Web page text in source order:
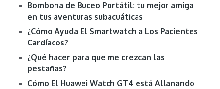
Bombona de Buceo Portátil: tu mejor amiga
en tus aventuras subacuáticas
¿Cómo Ayuda El Smartwatch a Los Pacientes
Cardíacos?
¿Qué hacer para que me crezcan las
pestañas?
Cómo El Huawei Watch GT4 está Allanando